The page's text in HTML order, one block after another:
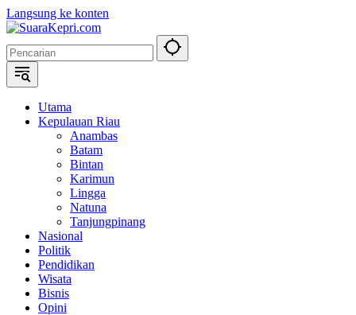
Langsung ke konten
Utama
Kepulauan Riau
Anambas
Batam
Bintan
Karimun
Lingga
Natuna
Tanjungpinang
Nasional
Politik
Pendidikan
Wisata
Bisnis
Opini